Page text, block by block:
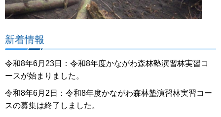
新着情報
令和8年6月23日：令和8年度かながわ森林塾演習林実習コ
ースが始まりました。
令和8年6月2日：令和8年度かながわ森林塾演習林実習コー
スの募集は終了しました。